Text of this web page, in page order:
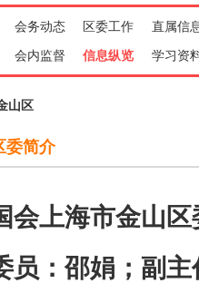
山区
委简介
上海市金山区
员：邵娟；副